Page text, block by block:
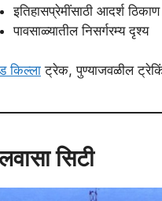
इतिहासप्रेमींसाठी आदर्श ठिकाण
पावसाळ्यातील निसर्गरम्य दृश्य
किल्ला ट्रेक, पुण्याजवळील
सिटी